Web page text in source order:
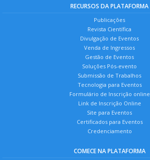
RECURSOS DA PLATAFORMA
Publicações
Revista Científica
Divulgação de Eventos
Venda de Ingressos
Gestão de Eventos
Soluções Pós-evento
Submissão de Trabalhos
Tecnologia para Eventos
Formulário de Inscrição online
Link de Inscrição Online
Site para Eventos
Certificados para Eventos
Credenciamento
COMECE NA PLATAFORMA